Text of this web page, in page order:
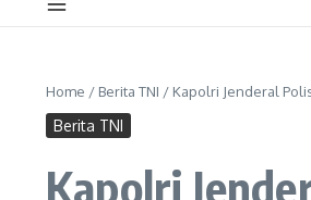
Home / Berita TNI / Kapolri Jenderal
Berita TNI
Kapolri